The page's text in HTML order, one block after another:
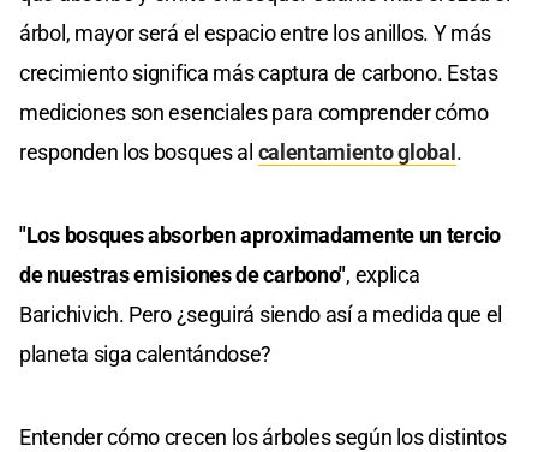
árbol, mayor será el espacio entre los anillos. Y más
crecimiento significa más captura de carbono. Estas
mediciones son esenciales para comprender cómo
responden los bosques al calentamiento global.
"Los bosques absorben aproximadamente un tercio
de nuestras emisiones de carbono", explica
Barichivich. Pero ¿seguirá siendo así a medida que el
planeta siga calentándose?
Entender cómo crecen los árboles según los distintos